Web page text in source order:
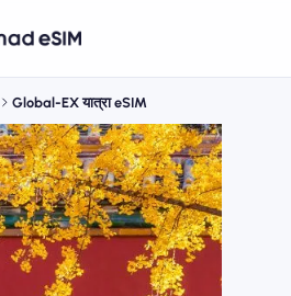
Global-EX यात्रा eSIM